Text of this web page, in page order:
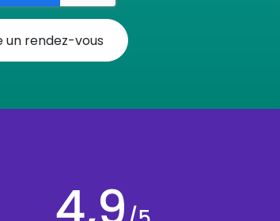
un rendez-vous